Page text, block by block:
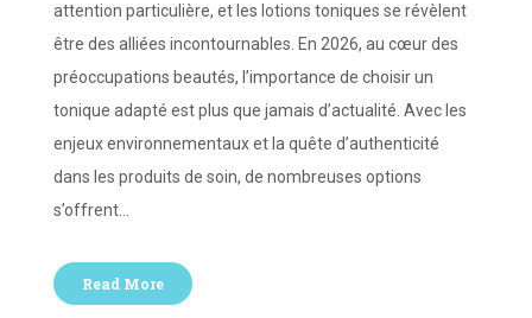
attention particulière, et les lotions toniques se révèlent
être des alliées incontournables. En 2026, au cœur des
préoccupations beautés, l’importance de choisir un
tonique adapté est plus que jamais d’actualité. Avec les
enjeux environnementaux et la quête d’authenticité
dans les produits de soin, de nombreuses options
s’offrent…
Read More